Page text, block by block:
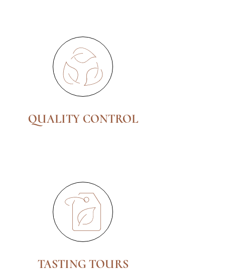
QUALITY CONTROL
TASTING TOURS